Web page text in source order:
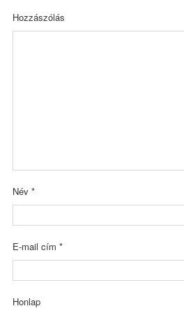
Hozzászólás
Név *
E-mail cím *
Honlap